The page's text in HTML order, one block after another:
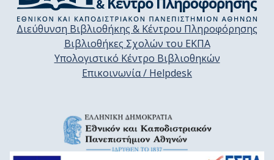
Διεύθυνση Βιβλιοθήκης & Κέντρου Πληροφόρησης
Βιβλιοθήκες Σχολών του ΕΚΠΑ
Υπολογιστικό Κέντρο Βιβλιοθηκών
Επικοινωνία / Helpdesk